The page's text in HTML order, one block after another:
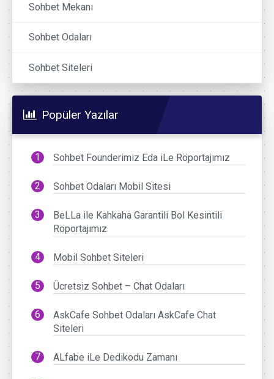
Sohbet Mekanı
Sohbet Odaları
Sohbet Siteleri
Popüler Yazılar
Sohbet Founderimiz Eda iLe Röportajımız
Sohbet Odaları Mobil Sitesi
BeLLa ile Kahkaha Garantili Bol Kesintili
Röportajımız
Mobil Sohbet Siteleri
Ücretsiz Sohbet – Chat Odaları
AskCafe Sohbet Odaları AskCafe Chat
Siteleri
ALfabe iLe Dedikodu Zamanı